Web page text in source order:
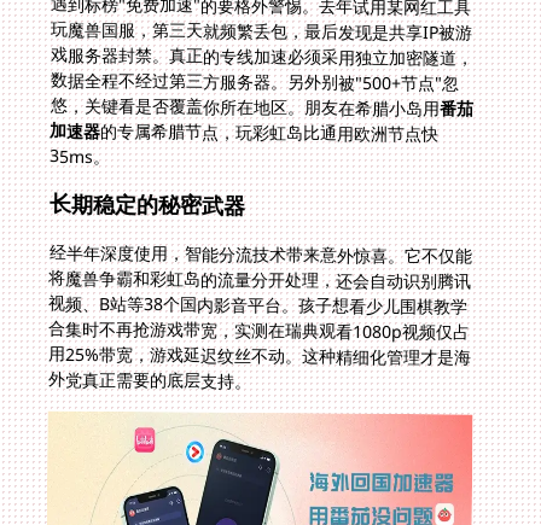
悠，关键看是否覆盖你所在地区。朋友在希腊小岛用番茄
加速器的专属希腊节点，玩彩虹岛比通用欧洲节点快
35ms。
长期稳定的秘密武器
经半年深度使用，智能分流技术带来意外惊喜。它不仅能
将魔兽争霸和彩虹岛的流量分开处理，还会自动识别腾讯
视频、B站等38个国内影音平台。孩子想看少儿围棋教学
合集时不再抢游戏带宽，实测在瑞典观看1080p视频仅占
用25%带宽，游戏延迟纹丝不动。这种精细化管理才是海
外党真正需要的底层支持。